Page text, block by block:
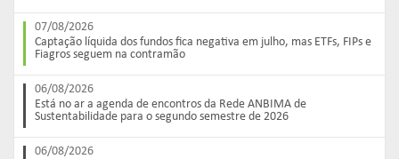
07/08/2026
Captação líquida dos fundos fica negativa em julho, mas ETFs, FIPs e
Fiagros seguem na contramão
06/08/2026
Está no ar a agenda de encontros da Rede ANBIMA de
Sustentabilidade para o segundo semestre de 2026
06/08/2026